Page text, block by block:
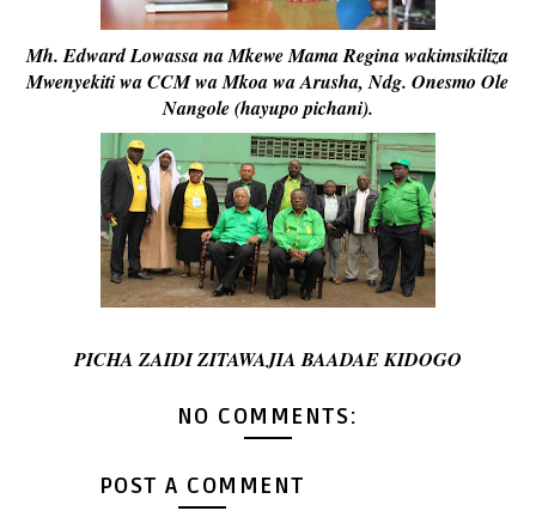
Mh. Edward Lowassa na Mkewe Mama Regina wakimsikiliza
Mwenyekiti wa CCM wa Mkoa wa Arusha, Ndg. Onesmo Ole
Nangole (hayupo pichani).
PICHA ZAIDI ZITAWAJIA BAADAE KIDOGO
NO COMMENTS:
POST A COMMENT